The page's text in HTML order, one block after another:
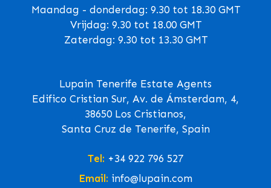
Maandag - donderdag: 9.30 tot 18.30 GMT
Vrijdag: 9.30 tot 18.00 GMT
Zaterdag: 9.30 tot 13.30 GMT
Lupain Tenerife Estate Agents
Edifico Cristian Sur, Av. de Ámsterdam, 4,
38650 Los Cristianos,
Santa Cruz de Tenerife, Spain
Tel: +34 922 796 527
Email: info@lupain.com